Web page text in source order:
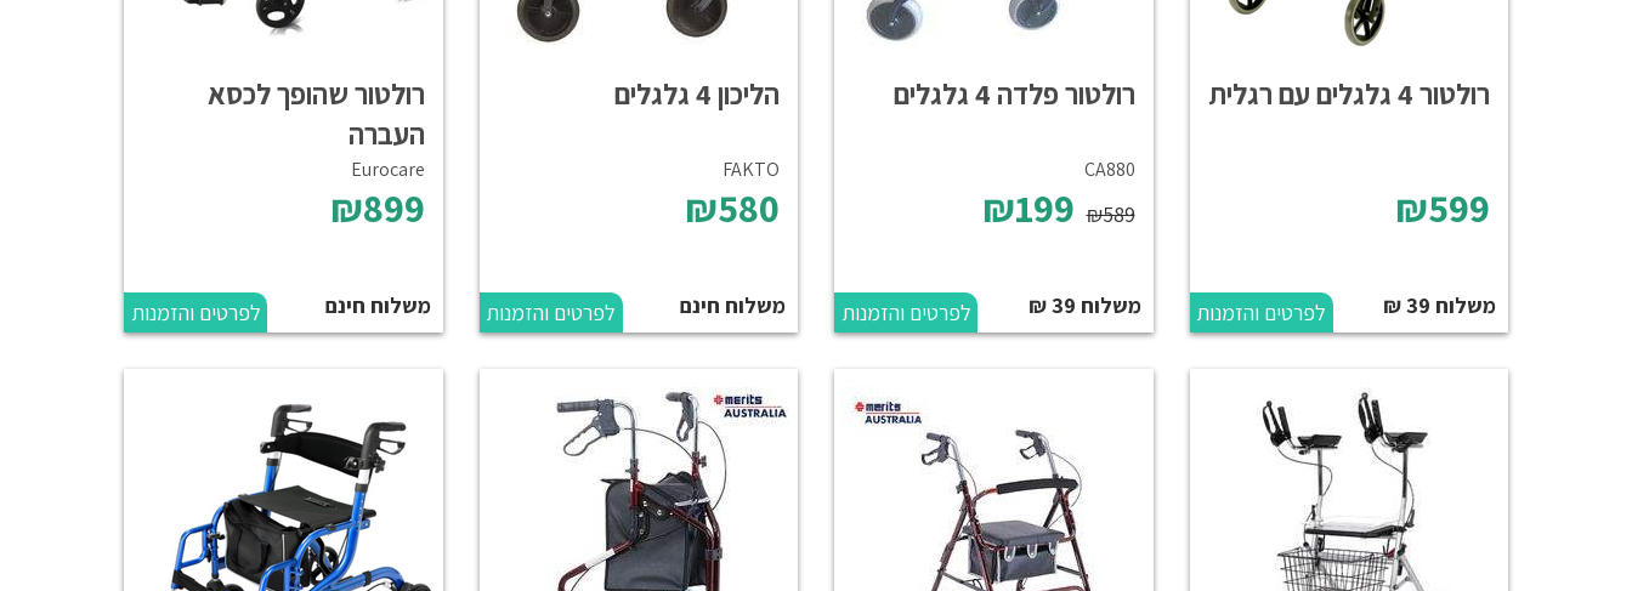
רולטור 4 גלגלים עם רגלית
₪599
משלוח 39 ₪ לפרטים והזמנות
רולטור פלדה 4 גלגלים
CA880
₪199 ₪589
משלוח 39 ₪ לפרטים והזמנות
הליכון 4 גלגלים
FAKTO
₪580
משלוח חינם לפרטים והזמנות
רולטור שהופך לכסא
העברה
Eurocare
₪899
משלוח חינם לפרטים והזמנות